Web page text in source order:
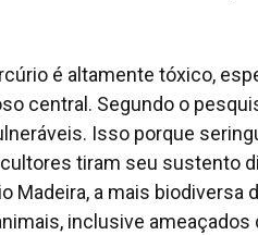
é altamente tóxico,
central. Segundo o
Isso porque
tiram seu sustento
Madeira, a mais biodiversa
inclusive ameaçados